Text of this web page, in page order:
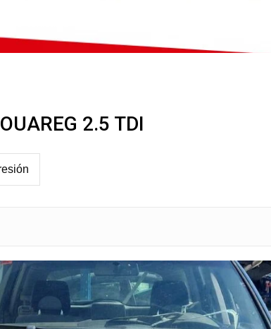
2.5 TDI